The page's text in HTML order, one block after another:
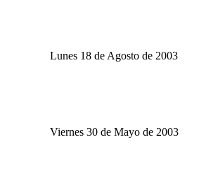
Lunes 18 de Agosto de 2003
Viernes 30 de Mayo de 2003